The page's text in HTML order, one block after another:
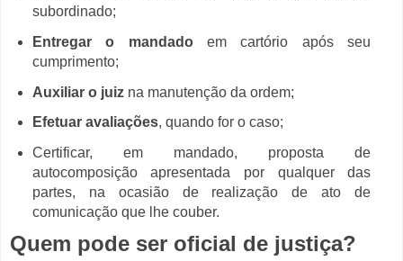
subordinado;
Entregar o mandadoem cartório após seu
cumprimento;
Auxiliar o juizna manutenção da ordem;
Efetuar avaliações, quando for o caso;
Certificar, em mandado, proposta de
autocomposição apresentada por qualquer das
partes, na ocasião de realização de ato de
comunicação que lhe couber.
Quem pode ser oficial de justiça?